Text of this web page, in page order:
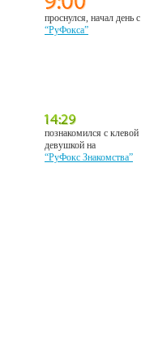
проснулся, начал день с
“РуФокса”
познакомился с клевой
девушкой на
“РуФокс Знакомства”